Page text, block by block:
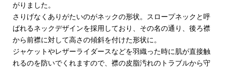
がりました。
さりげなくありがたいのがネックの形状。スロープネックと呼
ばれるネックデザインを採用しており、その名の通り、後ろ襟
から前襟に対して高さの傾斜を付けた形状に。
ジャケットやレザーライダースなどを羽織った時に肌が直接触
れるのを防いでくれますので、襟の皮脂汚れのトラブルから守